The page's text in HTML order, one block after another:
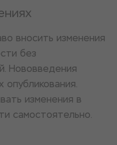
вносить изменения
без
Нововведения
опубликования.
изменения в
самостоятельно.